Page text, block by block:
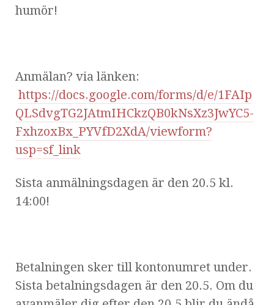
humör!
Anmälan? via länken:
https://docs.google.com/forms/d/e/1FAIp
QLSdvgTG2JAtmIHCkzQB0kNsXz3JwYC5-
FxhzoxBx_PYVfD2XdA/viewform?
usp=sf_link
Sista anmälningsdagen är den 20.5 kl.
14:00!
Betalningen sker till kontonumret under.
Sista betalningsdagen är den 20.5. Om du